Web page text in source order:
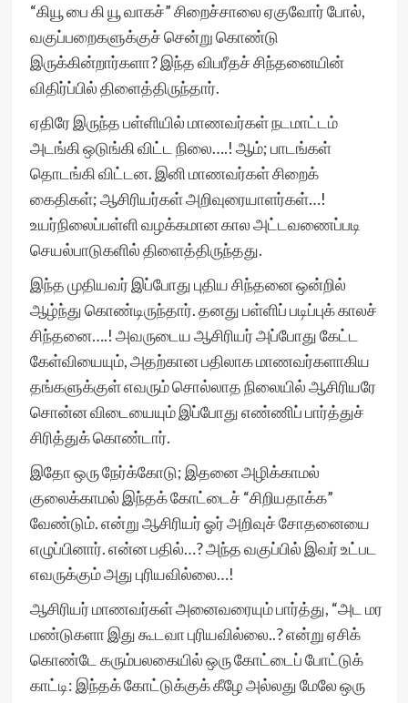
“கியூ பை கி யூ வாகச்” சிறைச்சாலை ஏகுவோர் போல்,
வகுப்பறைகளுக்குச் சென்று கொண்டு
இருக்கின்றார்களா? இந்த விபரீதச் சிந்தனையின்
விதிர்ப்பில் திளைத்திருந்தார்.
ஏதிரே இருந்த பள்ளியில் மாணவர்கள் நடமாட்டம்
அடங்கி ஒடுங்கி விட்ட நிலை….! ஆம்; பாடங்கள்
தொடங்கி விட்டன. இனி மாணவர்கள் சிறைக்
கைதிகள்; ஆசிரியர்கள் அறிவுரையாளர்கள்…!
உயர்நிலைப்பள்ளி வழக்கமான கால அட்டவணைப்படி
செயல்பாடுகளில் திளைத்திருந்தது.
இந்த முதியவர் இப்போது புதிய சிந்தனை ஒன்றில்
ஆழ்ந்து கொண்டிருந்தார். தனது பள்ளிப் படிப்புக் காலச்
சிந்தனை….! அவருடைய ஆசிரியர் அப்போது கேட்ட
கேள்வியையும், அதற்கான பதிலாக மாணவர்களாகிய
தங்களுக்குள் எவரும் சொல்லாத நிலையில் ஆசிரியரே
சொன்ன விடையையும் இப்போது எண்ணிப் பார்த்துச்
சிரித்துக் கொண்டார்.
இதோ ஒரு நேர்க்கோடு; இதனை அழிக்காமல்
குலைக்காமல் இந்தக் கோட்டைச் “சிறியதாக்க”
வேண்டும். என்று ஆசிரியர் ஓர் அறிவுச் சோதனையை
எழுப்பினார். என்ன பதில்…? அந்த வகுப்பில் இவர் உட்பட
எவருக்கும் அது புரியவில்லை…!
ஆசிரியர் மாணவர்கள் அனைவரையும் பார்த்து, “அட மர
மண்டுகளா இது கூடவா புரியவில்லை..? என்று ஏசிக்
கொண்டே கரும்பலகையில் ஒரு கோட்டைப் போட்டுக்
காட்டி: இந்தக் கோட்டுக்குக் கீழே அல்லது மேலே ஒரு